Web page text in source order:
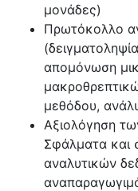
μονάδες)
Πρωτόκολλο
απομόνωση
μεθόδου,
Αξιολόγηση
Σφάλματα και
αναλυτικών